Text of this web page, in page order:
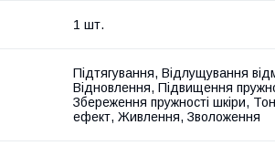
1 шт.
Підтягування, Відлущування
Відновлення, Підвищення
Збереження пружності шкіри,
ефект, Живлення, Зволоження